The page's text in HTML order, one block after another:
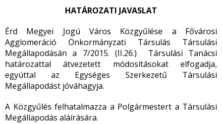
HATÁROZATI JAVASLAT
Érd Megyei Jogú Város Közgyűlése a Fővárosi
Agglomeráció Önkormányzati Társulás Társulási
Megállapodásán a 7/2015. (II.26.) Társulási Tanácsi
határozattal átvezetett módosításokat elfogadja,
egyúttal az Egységes Szerkezetű Társulási
Megállapodást jóváhagyja.
A Közgyűlés felhatalmazza a Polgármestert a Társulási
Megállapodás aláírására.